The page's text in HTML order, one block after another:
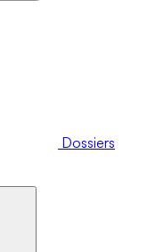
Dossiers